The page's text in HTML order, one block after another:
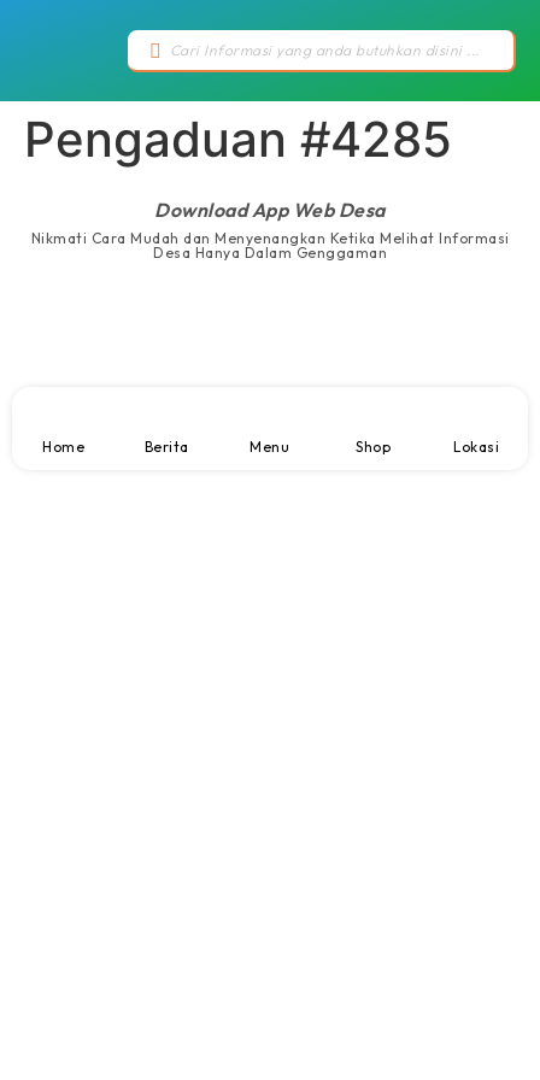
Pengaduan #4285
Download App Web Desa
Nikmati Cara Mudah dan Menyenangkan Ketika Melihat Informasi
Desa Hanya Dalam Genggaman
Home Berita Menu Shop Lokasi